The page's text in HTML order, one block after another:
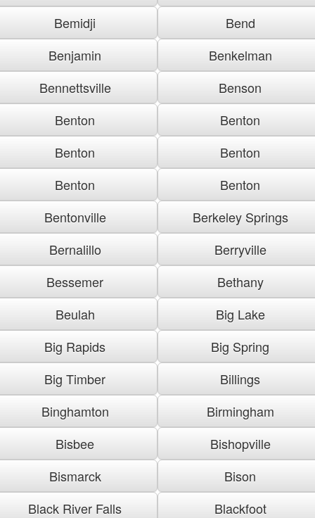
Bemidji
Bend
Benjamin
Benkelman
Bennettsville
Benson
Benton
Benton
Benton
Benton
Benton
Benton
Bentonville
Berkeley Springs
Bernalillo
Berryville
Bessemer
Bethany
Beulah
Big Lake
Big Rapids
Big Spring
Big Timber
Billings
Binghamton
Birmingham
Bisbee
Bishopville
Bismarck
Bison
Black River Falls
Blackfoot